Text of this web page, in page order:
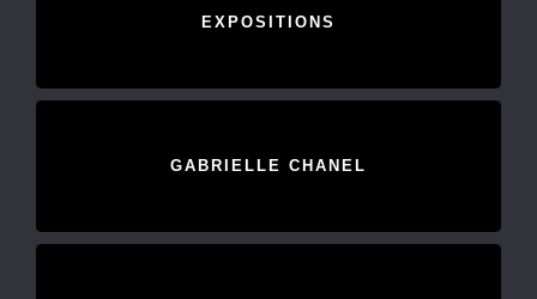
EXPOSITIONS
GABRIELLE CHANEL